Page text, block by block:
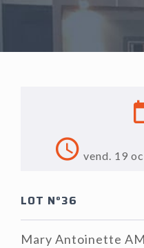
vend. 19
LOT N°36
Mary Antoinette